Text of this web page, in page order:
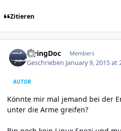
Zitieren
FlyingDoc Members
Geschrieben January 9, 2015 at
AUTOR
Könnte mir mal jemand bei der
unter die Arme greifen?